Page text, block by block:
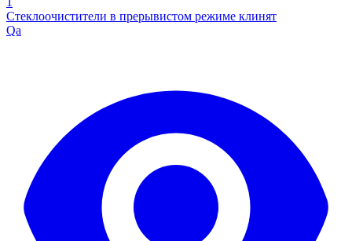
Стеклоочистители в прерывистом режиме клинят
Qa